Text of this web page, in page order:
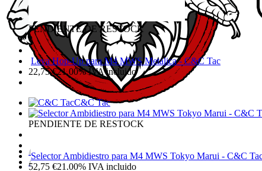
PENDIENTE DE RESTOCK
Leva Hop-Up para M4 MWS Metalica - C&C Tac
22,75 €21.00%IVA incluido
C&C Tac
PENDIENTE DE RESTOCK
Selector Ambidiestro para M4 MWS Tokyo Marui - C&C
52,75 €21.00% IVA incluido